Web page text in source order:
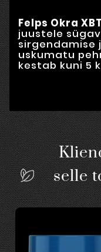
Felps Okra
juustele
sirgendamise
uskumatu
kestab kuni 5
selle